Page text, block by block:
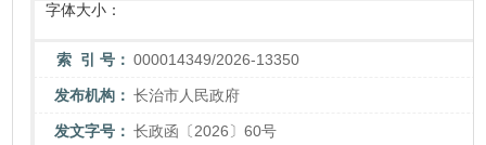
字体大小：
索 引 号： 000014349/2026-13350
发布机构： 长治市人民政府
发文字号： 长政函〔2026〕60号